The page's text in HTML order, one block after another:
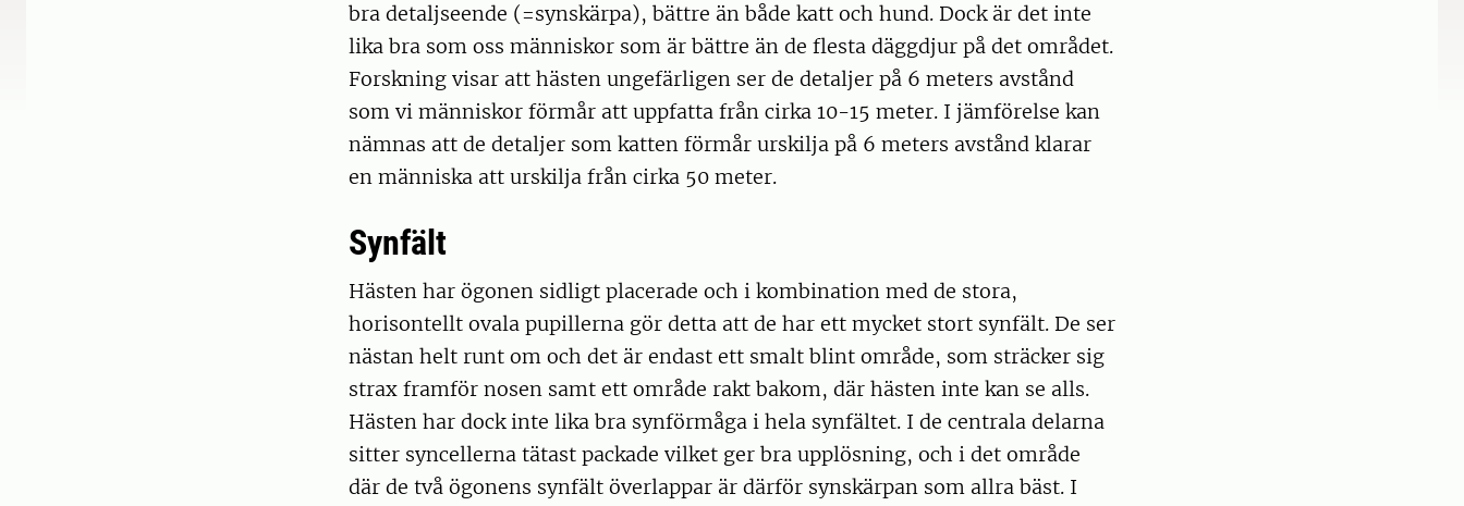
bra detaljseende (=synskärpa), bättre än både katt och hund. Dock är det inte
lika bra som oss människor som är bättre än de flesta däggdjur på det området.
Forskning visar att hästen ungefärligen ser de detaljer på 6 meters avstånd
som vi människor förmår att uppfatta från cirka 10-15 meter. I jämförelse kan
nämnas att de detaljer som katten förmår urskilja på 6 meters avstånd klarar
en människa att urskilja från cirka 50 meter.
Synfält
Hästen har ögonen sidligt placerade och i kombination med de stora,
horisontellt ovala pupillerna gör detta att de har ett mycket stort synfält. De ser
nästan helt runt om och det är endast ett smalt blint område, som sträcker sig
strax framför nosen samt ett område rakt bakom, där hästen inte kan se alls.
Hästen har dock inte lika bra synförmåga i hela synfältet. I de centrala delarna
sitter syncellerna tätast packade vilket ger bra upplösning, och i det område
där de två ögonens synfält överlappar är därför synskärpan som allra bäst. I